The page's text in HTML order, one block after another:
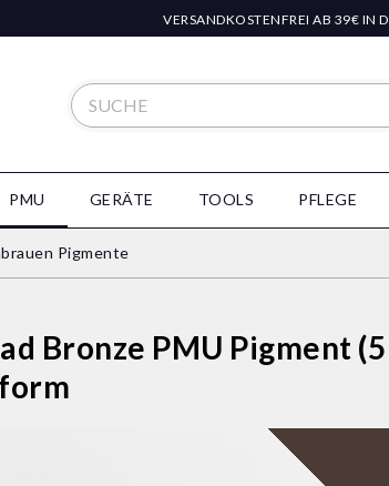
VERSANDKOSTENFREI AB 39€ IN
PMU GERÄTE TOOLS PFLEGE
Pigmente
Bronze PMU Pigment